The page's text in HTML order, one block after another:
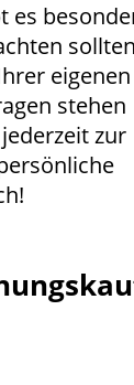
es
eigenen
stehen
zur